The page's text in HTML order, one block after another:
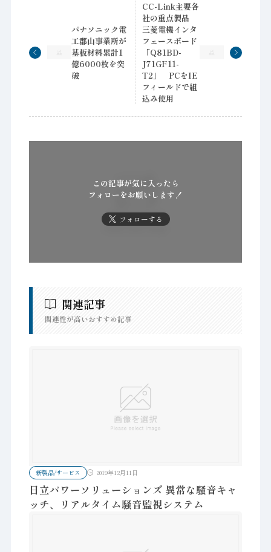
パナソニック電
工郡山事業所が
基板材料累計1
億6000枚を突
破
CC-Link主要各
社の重点製品
三菱電機インタ
フェースボード
「Q81BD-
J71GF11-
T2」 PCをIE
フィールドで組
込み使用
この記事が気に入ったら
フォローをお願いします！
フォローする
関連記事
関連性が高いおすすめ記事
新製品/サービス 2019年12月11日
日立パワーソリューションズ 異常な騒音キャ
ッチ、リアルタイム騒音監視システム